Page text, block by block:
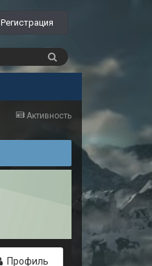
Регистрация
Активность
Профиль